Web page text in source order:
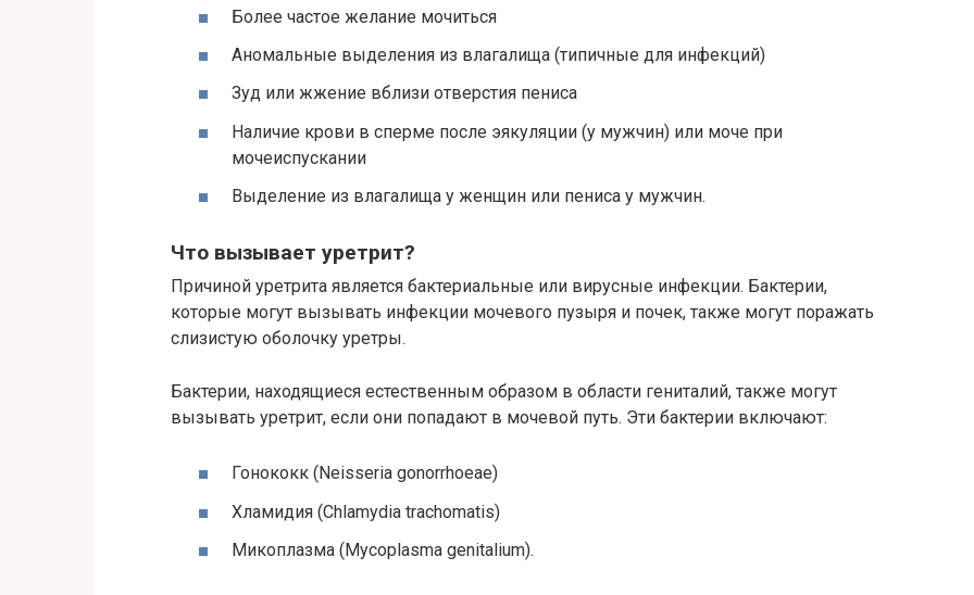
Более частое желание мочиться
Аномальные выделения из влагалища (типичные для инфекций)
Зуд или жжение вблизи отверстия пениса
Наличие крови в сперме после эякуляции (у мужчин) или моче при
мочеиспускании
Выделение из влагалища у женщин или пениса у мужчин.
Что вызывает уретрит?
Причиной уретрита является бактериальные или вирусные инфекции. Бактерии,
которые могут вызывать инфекции мочевого пузыря и почек, также могут поражать
слизистую оболочку уретры.
Бактерии, находящиеся естественным образом в области гениталий, также могут
вызывать уретрит, если они попадают в мочевой путь. Эти бактерии включают:
Гонококк (Neisseria gonorrhoeae)
Хламидия (Chlamydia trachomatis)
Микоплазма (Mycoplasma genitalium).